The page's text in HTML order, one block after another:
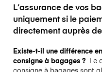
L’assurance de vos
uniquement si le
directement auprès
Existe-t-il une différence
consigne à bagages ? Le
consigne à bagages sont